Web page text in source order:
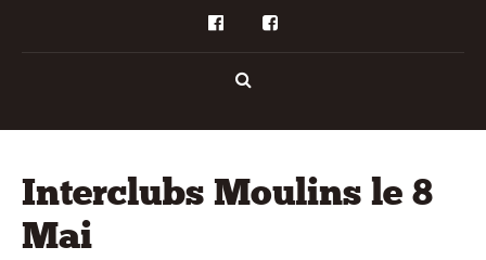
Interclubs Moulins le 8
Mai